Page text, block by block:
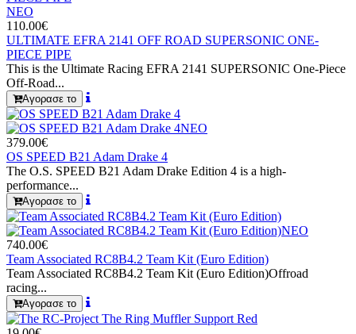
ΝΕΟ
110.00€
ULTIMATE EFRA 2141 OFF ROAD SUPERSONIC ONE-
PIECE PIPE
This is the Ultimate Racing EFRA 2141 SUPERSONIC One-Piece
Off-Road...
Αγορασε το
ΝΕΟ
379.00€
OS SPEED B21 Adam Drake 4
The O.S. SPEED B21 Adam Drake Edition 4 is a high-
performance...
Αγορασε το
ΝΕΟ
740.00€
Team Associated RC8B4.2 Team Kit (Euro Edition)
Team Associated RC8B4.2 Team Kit (Euro Edition)Offroad
racing...
Αγορασε το